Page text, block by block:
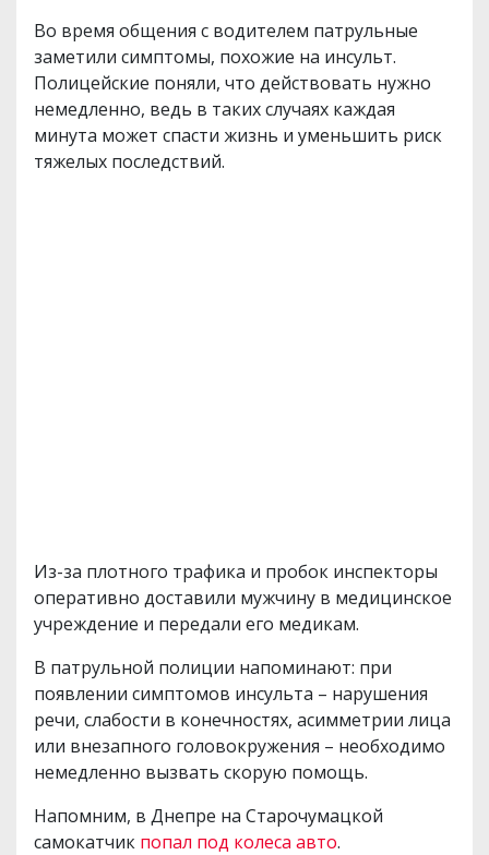
Во время общения с водителем патрульные
заметили симптомы, похожие на инсульт.
Полицейские поняли, что действовать нужно
немедленно, ведь в таких случаях каждая
минута может спасти жизнь и уменьшить риск
тяжелых последствий.
Из-за плотного трафика и пробок инспекторы
оперативно доставили мужчину в медицинское
учреждение и передали его медикам.
В патрульной полиции напоминают: при
появлении симптомов инсульта – нарушения
речи, слабости в конечностях, асимметрии лица
или внезапного головокружения – необходимо
немедленно вызвать скорую помощь.
Напомним, в Днепре на Старочумацкой
самокатчик попал под колеса авто.